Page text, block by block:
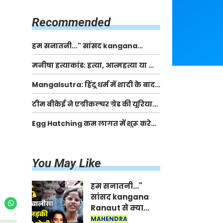
Recommended
हम सनातनी..." सांसद kangana
Ranaut से क्या बोली लड़की? Viral
Jantar-Mantar | CJP protest
मनीषा हत्याकांड: हत्या, आत्महत्या या कोई बड़ा राज?
| Full Story | Josh Haryana
Mangalsutra: हिंदू धर्म में शादी के बाद
मंगलसूत्र क्यों पहनती है महिलाएं, किसने
शुरु की ये परंपरा
टीम बीकेई ने एग्रीकल्चर ग्रेड की यूरिया
खाद गट्टों में बदलकर टेक्निकल ग्रेड में
बेचने वालों पर करवाई कार्रवाई:
Egg Hatching कम लागत में शुरू करे
You May Like
हम सनातनी..."
सांसद kangana
Ranaut से क्या
बोली लड़की? Viral
MAHENDRA